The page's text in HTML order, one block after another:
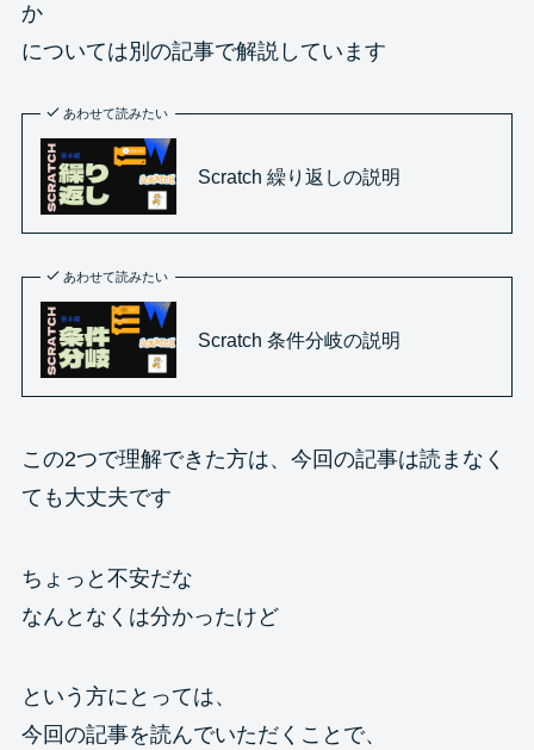
か
については別の記事で解説しています
あわせて読みたい
Scratch 繰り返しの説明
あわせて読みたい
Scratch 条件分岐の説明
この2つで理解できた方は、今回の記事は読まなく
ても大丈夫です
ちょっと不安だな
なんとなくは分かったけど
という方にとっては、
今回の記事を読んでいただくことで、